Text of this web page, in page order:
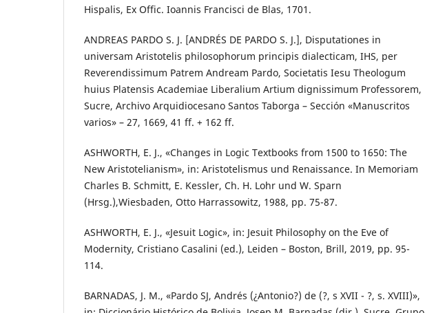
Hispalis, Ex Offic. Ioannis Francisci de Blas, 1701.
ANDREAS PARDO S. J. [ANDRÉS DE PARDO S. J.], Disputationes in
universam Aristotelis philosophorum principis dialecticam, IHS, per
Reverendissimum Patrem Andream Pardo, Societatis Iesu Theologum
huius Platensis Academiae Liberalium Artium dignissimum Professorem,
Sucre, Archivo Arquidiocesano Santos Taborga – Sección «Manuscritos
varios» – 27, 1669, 41 ff. + 162 ff.
ASHWORTH, E. J., «Changes in Logic Textbooks from 1500 to 1650: The
New Aristotelianism», in: Aristotelismus und Renaissance. In Memoriam
Charles B. Schmitt, E. Kessler, Ch. H. Lohr und W. Sparn
(Hrsg.),Wiesbaden, Otto Harrassowitz, 1988, pp. 75-87.
ASHWORTH, E. J., «Jesuit Logic», in: Jesuit Philosophy on the Eve of
Modernity, Cristiano Casalini (ed.), Leiden – Boston, Brill, 2019, pp. 95-
114.
BARNADAS, J. M., «Pardo SJ, Andrés (¿Antonio?) de (?, s XVII - ?, s. XVIII)»,